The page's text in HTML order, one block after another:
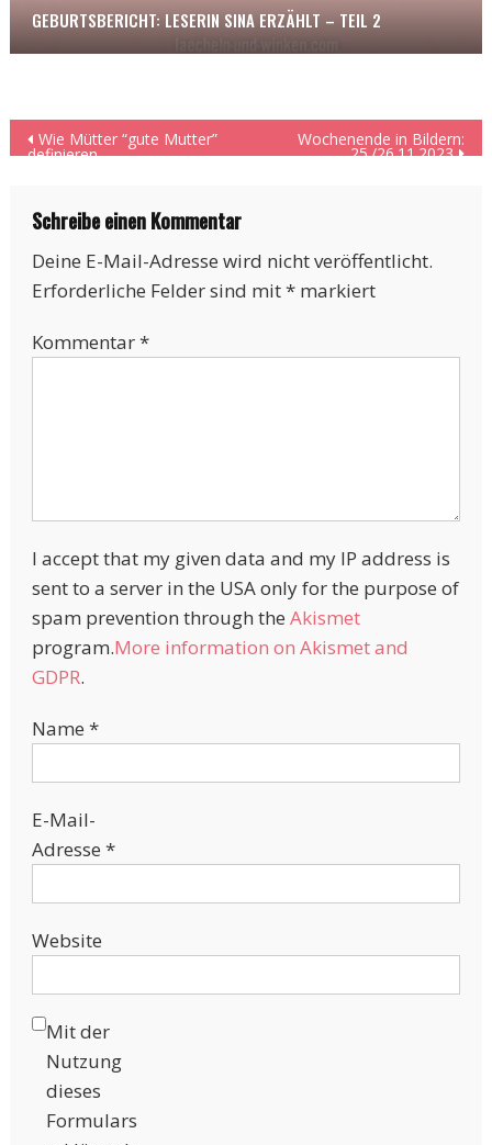
GEBURTSBERICHT: LESERIN SINA ERZÄHLT – TEIL 2
Beitragsnavigation
Wie Mütter “gute Mutter”
definieren
Wochenende in Bildern:
25./26.11.2023
Schreibe einen Kommentar
Deine E-Mail-Adresse wird nicht veröffentlicht.
Erforderliche Felder sind mit*markiert
Kommentar*
I accept that my given data and my IP address is
sent to a server in the USA only for the purpose of
spam prevention through the Akismet
program.More information on Akismet and
GDPR.
Name *
E-Mail-
Adresse *
Website
Mit der
Nutzung
dieses
Formulars